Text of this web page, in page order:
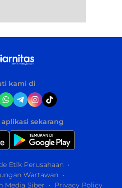
kami di
sekarang
Etik Perusahaan
Wartawan
Media Siber
Privacy Policy